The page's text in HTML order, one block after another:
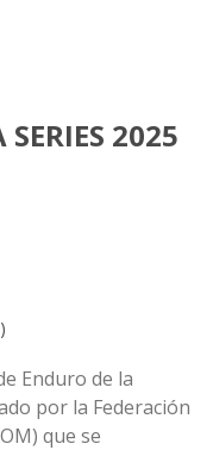
2025
Enduro de la
por la Federación
que se